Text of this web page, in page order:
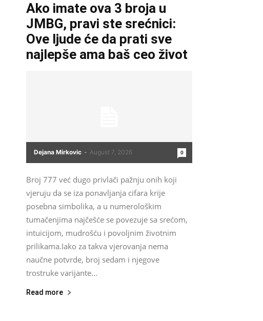
Ako imate ova 3 broja u
JMBG, pravi ste srećnici:
Ove ljude će da prati sve
najlepše ama baš ceo život
Dejana Mirkovic - August 7, 2026 0
Broj 777 već dugo privlači pažnju onih koji
vjeruju da se iza ponavljanja cifara krije
posebna simbolika, a u numerološkim
tumačenjima najčešće se povezuje sa srećom,
intuicijom, mudrošću i povoljnim životnim
prilikama.Iako za takva vjerovanja nema
naučne potvrde, broj sedam i njegove
trostruke varijante...
Read more